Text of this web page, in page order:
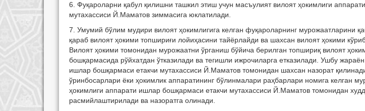
6. Фуқароларни қабул қилишни ташкил этиш учун масъулият вилоят ҳокимлиги
мутахассиси Й.Маматов зиммасига юклатилади.
7. Умумий бўлим мудири вилоят ҳокимлигига келган фуқароларнинг мурожаатларини
қараб вилоят ҳокими топшириғи лойиҳасини тайёрлайди ва шахсан вилоят ҳокими
Вилоят ҳокими томонидан мурожаатни ўрганиш бўйича берилган топшириқ вилоят
бошқармасида рўйхатдан ўтказилади ва тегишли ижрочиларга етказилади. Ушбу
ишлар бошқармаси етакчи мутахассиси Й.Маматов томонидан шахсан назорат
ўринбосарлари ёки ҳокимлик аппаратининг бўлинмалари раҳбарлари номига келган
ҳокимлиги аппарати ишлар бошқармаси етакчи мутахассиси Й.Маматов томонидан
расмийлаштирилади ва назоратга олинади.